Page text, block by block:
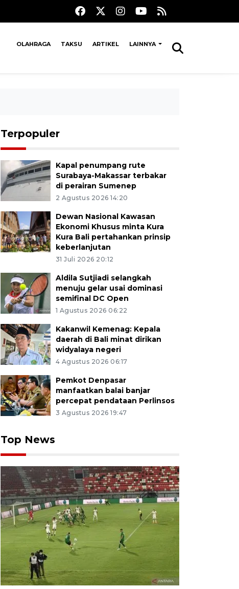
OLAHRAGA TAKSU ARTIKEL LAINNYA
Terpopuler
Kapal penumpang rute
Surabaya-Makassar terbakar
di perairan Sumenep
2 Agustus 2026 14:20
Dewan Nasional Kawasan
Ekonomi Khusus minta Kura
Kura Bali pertahankan prinsip
keberlanjutan
31 Juli 2026 20:12
Aldila Sutjiadi selangkah
menuju gelar usai dominasi
semifinal DC Open
1 Agustus 2026 06:22
Kakanwil Kemenag: Kepala
daerah di Bali minat dirikan
widyalaya negeri
4 Agustus 2026 06:17
Pemkot Denpasar
manfaatkan balai banjar
percepat pendataan Perlinsos
3 Agustus 2026 19:47
Top News